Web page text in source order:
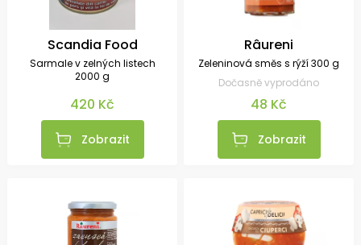
Scandia Food
Sarmale v zelných listech
2000 g
420 Kč
Zobrazit
Râureni
Zeleninová směs s rýží 300 g
Dočasně vyprodáno
48 Kč
Zobrazit